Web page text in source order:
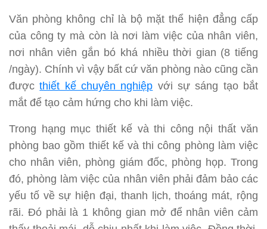
Văn phòng không chỉ là bộ mặt thể hiện đẳng cấp
của công ty mà còn là nơi làm việc của nhân viên,
nơi nhân viên gắn bó khá nhiều thời gian (8 tiếng
/ngày). Chính vì vậy bất cứ văn phòng nào cũng cần
đượcthiết kế chuyên nghiệp với sự sáng tạo bắt
mắt để tạo cảm hứng cho khi làm việc.
Trong hạng mục thiết kế và thi công nội thất văn
phòng bao gồm thiết kế và thi công phòng làm việc
cho nhân viên, phòng giám đốc, phòng họp. Trong
đó, phòng làm việc của nhân viên phải đảm bảo các
yếu tố về sự hiện đại, thanh lịch, thoáng mát, rộng
rãi. Đó phải là 1 không gian mở để nhân viên cảm